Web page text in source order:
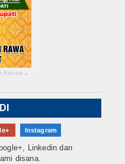
Kanan ▴
Instagram
Linkedin dan
disana.